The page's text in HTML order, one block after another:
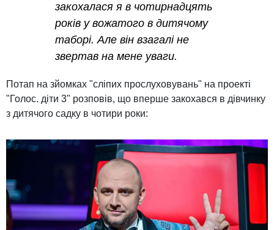
закохалася я в чотирнадцять
років у вожатого в дитячому
таборі. Але він взагалі не
звертав на мене уваги.
Потап на зйомках "сліпих прослуховувань" на проекті
"Голос. діти 3" розповів, що вперше закохався в дівчинку
з дитячого садку в чотири роки: